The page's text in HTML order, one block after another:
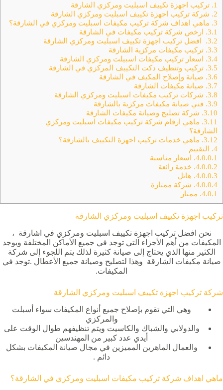
1. تركيب اجهزة تكييف اسبليت ومركزي الشارقة
2. شركة تركيب اجهزة تكييف اسبليت ومركزي الشارقة
3. ماهي اهداف شركة تركيب مكيفات اسبليت ومركزي في الشارقة؟
3.1. ارخص شركة تركيب مكيفات في الشارقة
3.2.
افضل تركيب اجهزة تكييف اسبليت ومركزي الشارقة
3.3. تركيب مكيفات مركزية الشارقة
3.4. اسعار تركيب مكيفات اسبيلت ومركزي الشارقة
3.5. تركيب وتنظيف دكت التكييف المركزي في الشارقة
3.6. صيانة وإصلاح المكيف في الشارقة
3.7. صيانة مكيفات الشارقة
3.8. شركات تركيب مكيفات اسبليت ومركزي الشارقة
3.9. فني صيانة مكيفات مركزية بالشارقة
3.10. شركة تصليح وصيانة مكيفات الشارقة
3.11. ماهي ارقام شركة تركيب مكيفات اسبليت ومركزي
الشارقة؟
3.12. ماهي خدمات تركيب اجهزة التكييف بالشارقة؟
4. التقييم
4.0.0.1. اسعار مناسبة
4.0.0.2. خدمة رائعة
4.0.0.3. هائل
4.0.0.4. شركة ممتازة
4.0.1. ممتاز
تركيب اجهزة تكييف اسبليت ومركزي الشارقة
نحن افضل تركيب اجهزة تكييف اسبليت ومركزي في اشارقة ،
المكيفات من أهم الأجزاء التي توجد في جميع الأماكن المختلفة ويوجد
الكثير منها الذي يحتاج إلى صيانة كثيرة لذلك يتم اللجوء إلى شركة
صيانة مكيفات الشارقة وهذا لتصليح وصيانة جميع الأعطال .توجد في
المكيفات.
شركة تركيب اجهزة تكييف اسبليت ومركزي الشارقة
وهي التي تقوم بإصلاح جميع أنواع المكيفات سواء أسبلت
والمركزي
والدولابي والشباك والكاسيت ويتم تنظيفهم طوال الوقت على
أيدي عدد كبير من المهندسين
والعمال الماهرين المميزين في مجال صيانة المكيفات بشكل
دائم .
ماهي اهداف شركة تركيب مكيفات اسبليت ومركزي في الشارقة؟